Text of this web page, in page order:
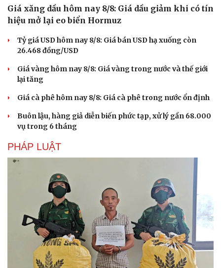
Tư vấn
Săn Tour
check-in
Câu chuyện thời sự
Cửa sổ tình yêu
Kể chuyện cho bé
Hạt giống tâm hồn
Giá xăng dầu hôm nay 8/8: Giá dầu giảm khi có tín
hiệu mở lại eo biển Hormuz
Tỷ giá USD hôm nay 8/8: Giá bán USD hạ xuống còn
26.468 đồng/USD
Giá vàng hôm nay 8/8: Giá vàng trong nước và thế giới
lại tăng
Giá cà phê hôm nay 8/8: Giá cà phê trong nước ổn định
Buôn lậu, hàng giả diễn biến phức tạp, xử lý gần 68.000
vụ trong 6 tháng
PHÁP LUẬT